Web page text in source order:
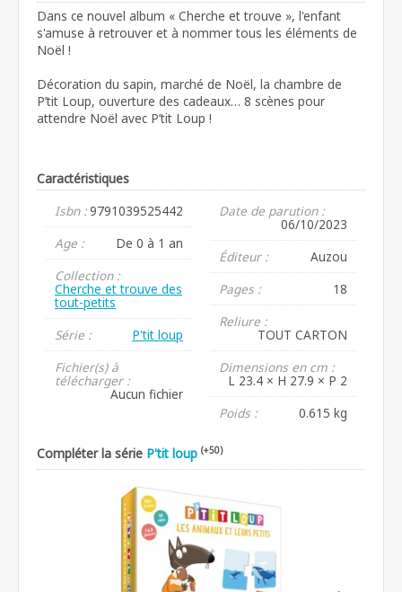
Dans ce nouvel album « Cherche et trouve », l'enfant
s'amuse à retrouver et à nommer tous les éléments de
Noël !
Décoration du sapin, marché de Noël, la chambre de
P’tit Loup, ouverture des cadeaux… 8 scènes pour
attendre Noël avec P’tit Loup !
Caractéristiques
Isbn :9791039525442
Age :
De 0 à 1 an
Collection :
Cherche et trouve des
tout-petits
Série :
P'tit loup
Fichier(s) à
télécharger :
Aucun fichier
Date de parution :
06/10/2023
Éditeur :
Auzou
Pages :
18
Reliure :
TOUT CARTON
Dimensions en cm :
L 23.4 × H 27.9 × P 2
Poids :
0.615 kg
Compléter la série P'tit loup (+50)